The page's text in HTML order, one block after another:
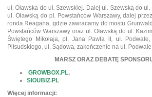
ul. Oławska do ul. Szewskiej. Dalej ul. Szewską do
ul. Oławską do pl. Powstańców Warszawy, dalej
ronda Reagana, gdzie zawracamy do mostu
Powstańców Warszawy oraz ul. Oławską do ul.
Świętego Mikołaja, pl. Jana Pawła II, ul.
Piłsudskiego, ul. Sądowa, zakończenie na ul.
MARSZ ORAZ DEBATĘ
GROWBOX.PL,
SIOUBIZ.PL
Więcej informacji: